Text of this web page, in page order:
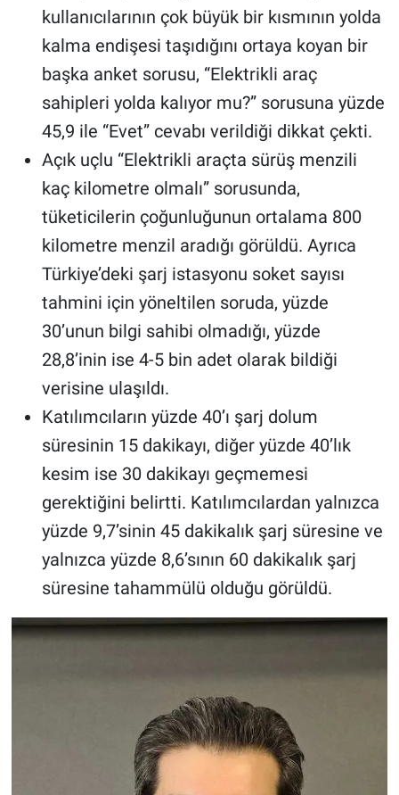
kullanıcılarının çok büyük bir kısmının yolda
kalma endişesi taşıdığını ortaya koyan bir
başka anket sorusu, “Elektrikli araç
sahipleri yolda kalıyor mu?” sorusuna yüzde
45,9 ile “Evet” cevabı verildiği dikkat çekti.
Açık uçlu “Elektrikli araçta sürüş menzili
kaç kilometre olmalı” sorusunda,
tüketicilerin çoğunluğunun ortalama 800
kilometre menzil aradığı görüldü. Ayrıca
Türkiye’deki şarj istasyonu soket sayısı
tahmini için yöneltilen soruda, yüzde
30’unun bilgi sahibi olmadığı, yüzde
28,8’inin ise 4-5 bin adet olarak bildiği
verisine ulaşıldı.
Katılımcıların yüzde 40’ı şarj dolum
süresinin 15 dakikayı, diğer yüzde 40’lık
kesim ise 30 dakikayı geçmemesi
gerektiğini belirtti. Katılımcılardan yalnızca
yüzde 9,7’sinin 45 dakikalık şarj süresine ve
yalnızca yüzde 8,6’sının 60 dakikalık şarj
süresine tahammülü olduğu görüldü.